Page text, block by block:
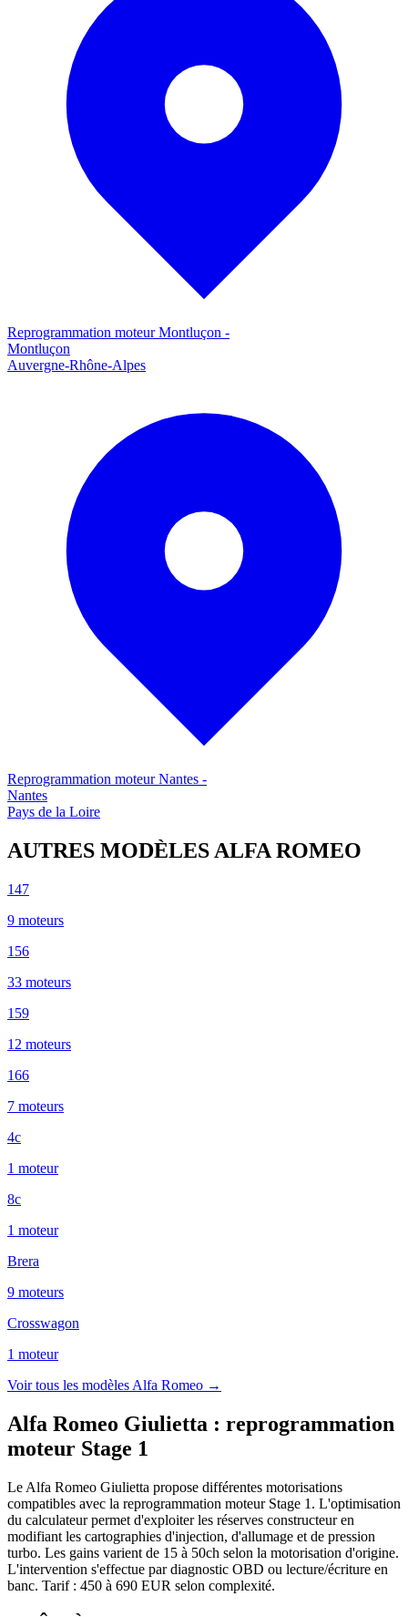
Reprogrammation moteurMontluçon -
Montluçon
Auvergne-Rhône-Alpes
Reprogrammation moteurNantes -
Nantes
Pays de la Loire
AUTRES MODÈLES ALFA ROMEO
147
9 moteurs
156
33 moteurs
159
12 moteurs
166
7 moteurs
4c
1 moteur
8c
1 moteur
Brera
9 moteurs
Crosswagon
1 moteur
Voir tous les modèles Alfa Romeo →
Alfa Romeo Giulietta : reprogrammation
moteur Stage 1
Le Alfa Romeo Giulietta propose différentes motorisations
compatibles avec la reprogrammation moteur Stage 1. L'optimisation
du calculateur permet d'exploiter les réserves constructeur en
modifiant les cartographies d'injection, d'allumage et de pression
turbo. Les gains varient de 15 à 50ch selon la motorisation d'origine.
L'intervention s'effectue par diagnostic OBD ou lecture/écriture en
banc. Tarif : 450 à 690 EUR selon complexité.